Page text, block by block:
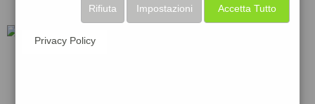
q8 total
Accetta Tutto
Impostazioni
Rifiuta
Privacy Policy